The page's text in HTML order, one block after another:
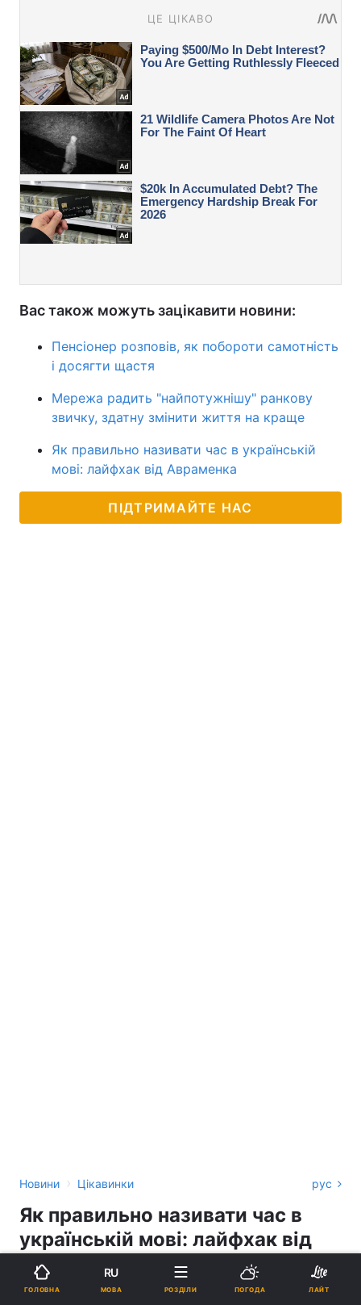
Вас також можуть зацікавити новини:
Пенсіонер розповів, як побороти самотність
і досягти щастя
Мережа радить "найпотужнішу" ранкову
звичку, здатну змінити життя на краще
Як правильно називати час в українській
мові: лайфхак від Авраменка
ПІДТРИМАЙТЕ НАС
Новини › Цікавинки рус
Як правильно називати час в
українській мові: лайфхак від
Авраменка
ГОЛОВНА
RU
МОВА РОЗДІЛИ ПОГОДА ЛАЙТ